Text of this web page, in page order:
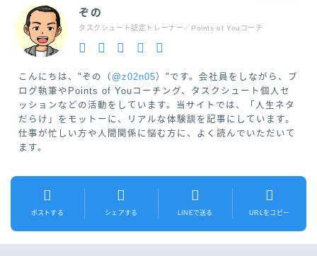
ぞの
タスクシュート認定トレーナー／Points of Youコーチ
こんにちは、"ぞの（ @z02n05）"です。会社員をしながら、ブ
ログ執筆やPoints of Youコーチング、タスクシュート個人セ
ッションなどの活動をしています。当サイトでは、「人生ネタ
だらけ」をモットーに、リアルな体験談を記事にしています。
仕事が忙しい方や人間関係に悩む方に、よく読んでいただいて
ます。
ポストする シェアする LINEで送る URLをコピー